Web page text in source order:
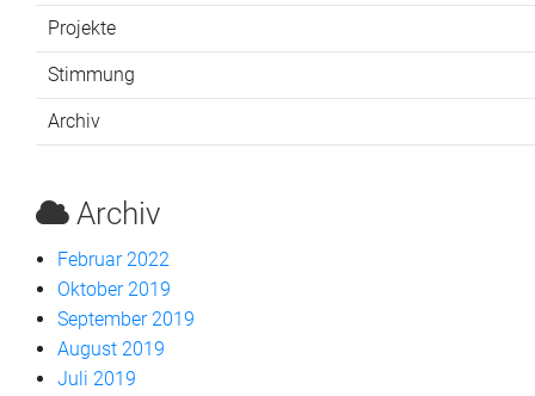
Projekte
Stimmung
Archiv
Archiv
Februar 2022
Oktober 2019
September 2019
August 2019
Juli 2019